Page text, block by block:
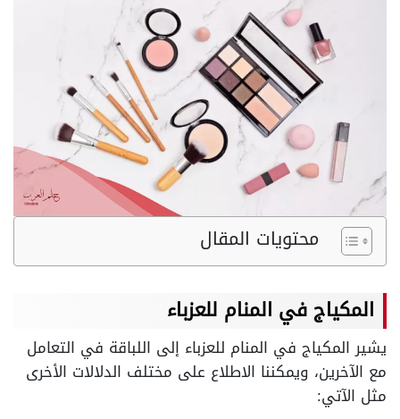
محتويات المقال
المكياج في المنام للعزباء
يشير المكياج في المنام للعزباء إلى اللباقة في التعامل
مع الآخرين، ويمكننا الاطلاع على مختلف الدلالات الأخرى
مثل الآتي: